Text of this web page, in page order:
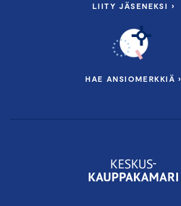
LIITY JÄSENEKSI ›
HAE ANSIOMERKKIÄ ›